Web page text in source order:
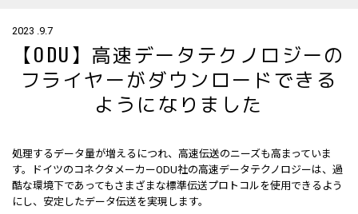
2023 .9.7
【ODU】高速データテクノロジーの
フライヤーがダウンロードできる
ようになりました
処理するデータ量が増えるにつれ、高速伝送のニーズも高まっていま
す。ドイツのコネクタメーカーODU社の高速データテクノロジーは、過
酷な環境下であってもさまざまな標準伝送プロトコルを使用できるよう
にし、安定したデータ伝送を実現します。